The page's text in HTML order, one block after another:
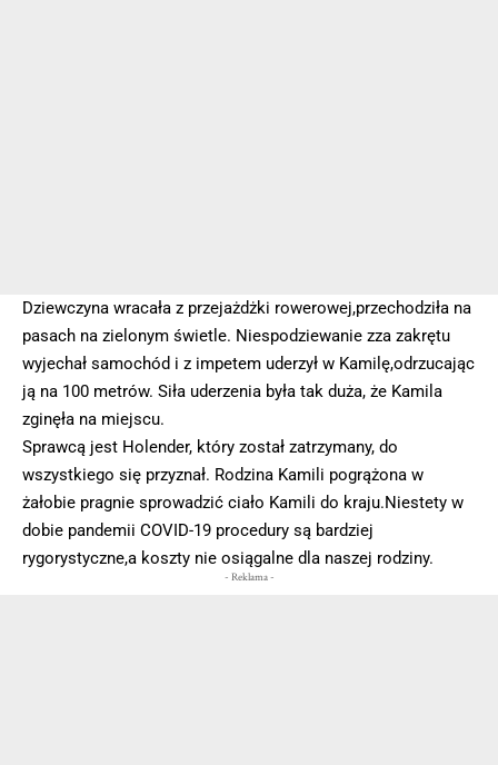
Dziewczyna wracała z przejażdżki rowerowej,przechodziła na
pasach na zielonym świetle. Niespodziewanie zza zakrętu
wyjechał samochód i z impetem uderzył w Kamilę,odrzucając
ją na 100 metrów. Siła uderzenia była tak duża, że Kamila
zginęła na miejscu.
Sprawcą jest Holender, który został zatrzymany, do
wszystkiego się przyznał. Rodzina Kamili pogrążona w
żałobie pragnie sprowadzić ciało Kamili do kraju.Niestety w
dobie pandemii COVID-19 procedury są bardziej
rygorystyczne,a koszty nie osiągalne dla naszej rodziny.
- Reklama -